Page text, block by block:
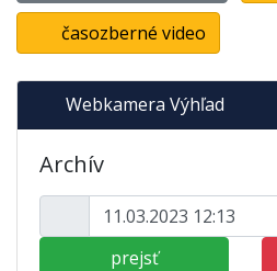
časozberné video
Webkamera Výhľad
Archív
prejsť